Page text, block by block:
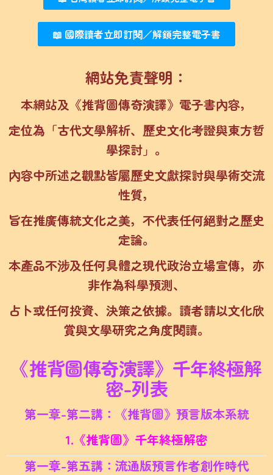
📖 國際讀者立即訂閱／解鎖完整電子書
網站免責聲明：
本網站及《推背圖傳奇演譯》電子書內容，
定位為「古代文學解析、歷史文化考證與東方哲
學探討」。
內容中所述之觀點皆屬歷史文獻探討與學術交流
性質，
旨在推廣傳統文化之美，不代表任何絕對之歷史
定論。
本產品不涉及任何具體之現代政治立場宣傳，亦
非作為科學預測、
占卜或任何投資、決策之依據。讀者請以文化欣
賞與文學研究之角度閱讀。
《推背圖傳奇演譯》千年終極解
密-列表
第一章-第二講：《推背圖》預言版本系統
1.《推背圖》千年終極解密
第一章-第五講：流通版預言作者創作時代